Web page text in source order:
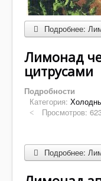
Подробнее:
Лимонад
цитрусами
Подробности
Категория:
Просмотров:
Подробнее: